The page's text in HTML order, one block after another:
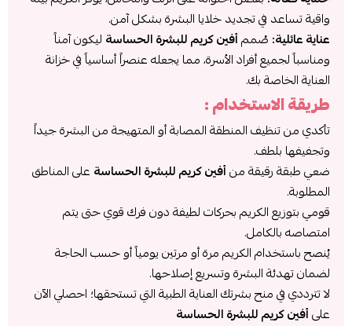
واقية تساعد في تجديد خلايا البشرة بشكل آمن.
عناية عائلية: صُممأفين كريم للبشرة الحساسة ليكون آمناً
ومناسباً لجميع أفراد الأسرة، مما يجعله عنصراً أساسياً في خزانة
العناية الخاصة بك.
طريقة الاستخدام :
تأكدي من تنظيف المنطقة المصابة أو المتهيجة من البشرة جيداً
وتجفيفها بلطف.
ضعي طبقة رقيقة منأفين كريم للبشرة الحساسة على المناطق
المطلوبة.
قومي بتوزيع الكريم بحركات لطيفة دون فرك قوي حتى يتم
امتصاصه بالكامل.
يُنصح باستخدام الكريم مرة أو مرتين يومياً أو حسب الحاجة
لضمان تهدئة البشرة وتسريع إصلاحها.
لا تترددي في منح بشرتك العناية الطبية التي تستحقها؛ احصلي الآن
علىأفين كريم للبشرة الحساسة